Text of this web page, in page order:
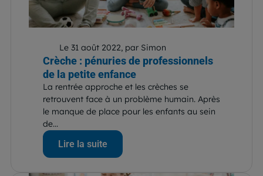
Le 31 août 2022, par Simon
Crèche : pénuries de professionnels
de la petite enfance
La rentrée approche et les crèches se
retrouvent face à un problème humain. Après
le manque de place pour les enfants au sein
de...
Lire la suite